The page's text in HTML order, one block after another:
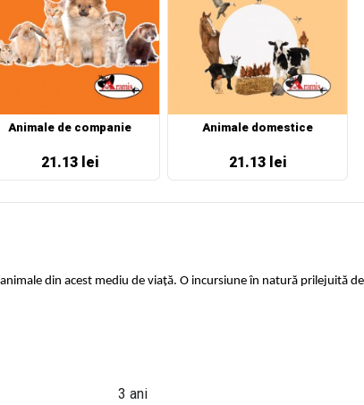
Animale de companie
21.13 lei
Animale domestice
21.13 lei
din acest mediu de viață. O incursiune în natură prilejuită
3 ani